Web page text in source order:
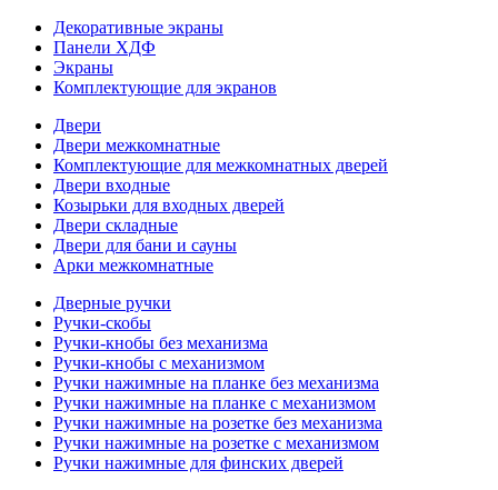
Декоративные экраны
Панели ХДФ
Экраны
Комплектующие для экранов
Двери
Двери межкомнатные
Комплектующие для межкомнатных дверей
Двери входные
Козырьки для входных дверей
Двери складные
Двери для бани и сауны
Арки межкомнатные
Дверные ручки
Ручки-скобы
Ручки-кнобы без механизма
Ручки-кнобы с механизмом
Ручки нажимные на планке без механизма
Ручки нажимные на планке с механизмом
Ручки нажимные на розетке без механизма
Ручки нажимные на розетке с механизмом
Ручки нажимные для финских дверей